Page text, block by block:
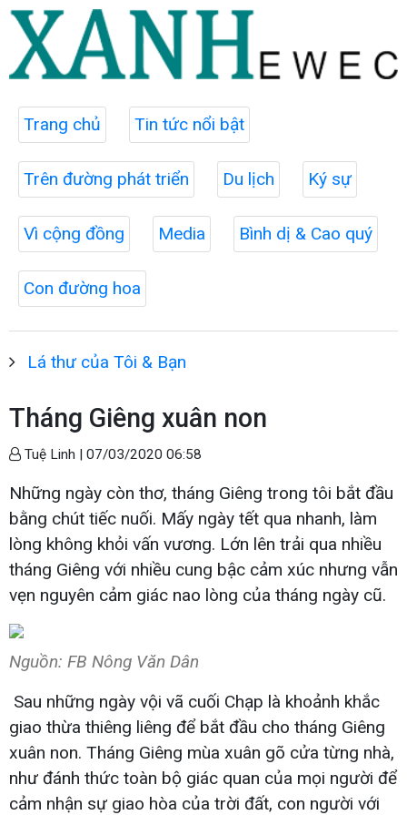
Trang chủ Tin tức nổi bật
Trên đường phát triển Du lịch Ký sự
Vì cộng đồng Media Bình dị & Cao quý
Con đường hoa
Lá thư của Tôi & Bạn
Tháng Giêng xuân non
Tuệ Linh | 07/03/2020 06:58
Những ngày còn thơ, tháng Giêng trong tôi bắt đầu
bằng chút tiếc nuối. Mấy ngày tết qua nhanh, làm
lòng không khỏi vấn vương. Lớn lên trải qua nhiều
tháng Giêng với nhiều cung bậc cảm xúc nhưng vẫn
vẹn nguyên cảm giác nao lòng của tháng ngày cũ.
Nguồn: FB Nông Văn Dân
Sau những ngày vội vã cuối Chạp là khoảnh khắc
giao thừa thiêng liêng để bắt đầu cho tháng Giêng
xuân non. Tháng Giêng mùa xuân gõ cửa từng nhà,
như đánh thức toàn bộ giác quan của mọi người để
cảm nhận sự giao hòa của trời đất, con người với